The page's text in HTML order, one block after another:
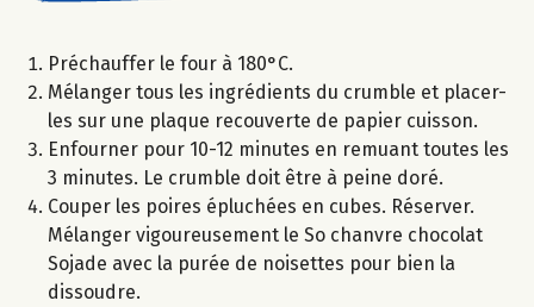
Préchauffer le four à 180°C.
Mélanger tous les ingrédients du crumble et placer-
les sur une plaque recouverte de papier cuisson.
Enfourner pour 10-12 minutes en remuant toutes les
3 minutes. Le crumble doit être à peine doré.
Couper les poires épluchées en cubes. Réserver.
Mélanger vigoureusement le So chanvre chocolat
Sojade avec la purée de noisettes pour bien la
dissoudre.